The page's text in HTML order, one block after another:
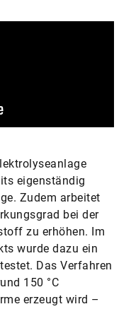
eigenständig
Zudem arbeitet
bei der
zu erhöhen. Im
wurde dazu ein
Das Verfahren
150 °C
erzeugt wird –